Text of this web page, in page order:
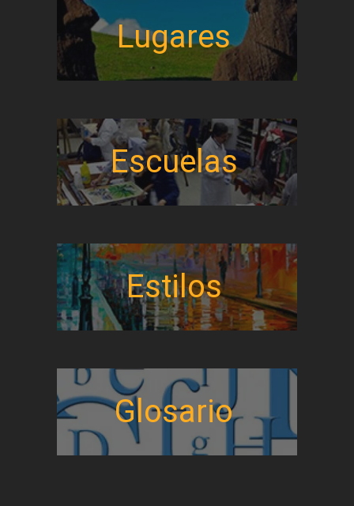
Lugares
Escuelas
Estilos
Glosario